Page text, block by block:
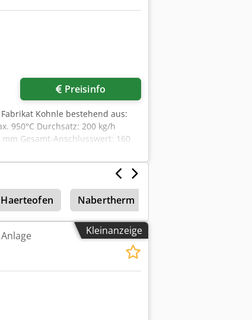
Preisinfo
Kohnle bestehend aus:
950°C Durchsatz: 200 kg/h
Gesamt-Anschlusswert: 160
170 - 20 mm/Min.
Methanol, Erdgas, Ammoniak,
Haerteofen Nabertherm
Kleinanzeige